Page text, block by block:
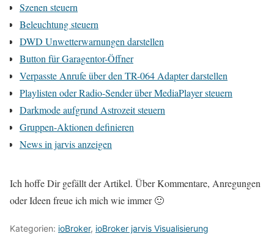
Szenen steuern
Beleuchtung steuern
DWD Unwetterwarnungen darstellen
Button für Garagentor-Öffner
Verpasste Anrufe über den TR-064 Adapter darstellen
Playlisten oder Radio-Sender über MediaPlayer steuern
Darkmode aufgrund Astrozeit steuern
Gruppen-Aktionen definieren
News in jarvis anzeigen
Ich hoffe Dir gefällt der Artikel. Über Kommentare, Anregungen
oder Ideen freue ich mich wie immer 🙂
Kategorien: ioBroker, ioBroker jarvis Visualisierung